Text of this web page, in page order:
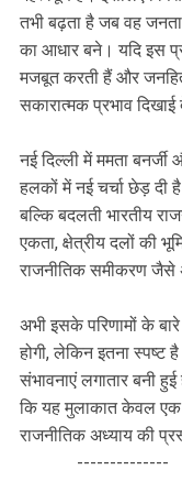
तभी बढ़ता है जब वह
का आधार बने। यदि इस
मजबूत करती हैं और
सकारात्मक प्रभाव
नई दिल्ली में ममता
हलकों में नई चर्चा छेड़
बल्कि बदलती भारतीय
एकता, क्षेत्रीय दलों की
राजनीतिक समीकरण
अभी इसके परिणामों के बारे
होगी, लेकिन इतना स्पष्ट
संभावनाएं लगातार बनी
कि यह मुलाकात केवल एक
राजनीतिक अध्याय की
--------------